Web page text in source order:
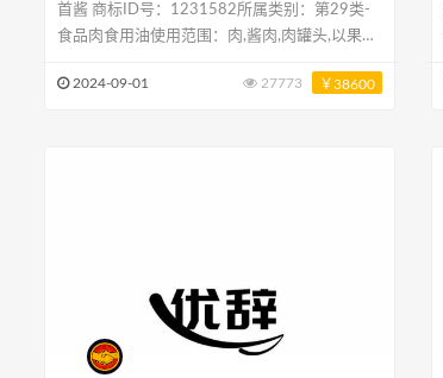
首酱 商标ID号：1231582所属类别：第29类-
食品肉食用油使用范围：肉,酱肉,肉罐头,以果蔬
蔬菜制抹酱,酱菜,腐乳,蛋,牛奶酱
2024-09-01 27773 ￥38600